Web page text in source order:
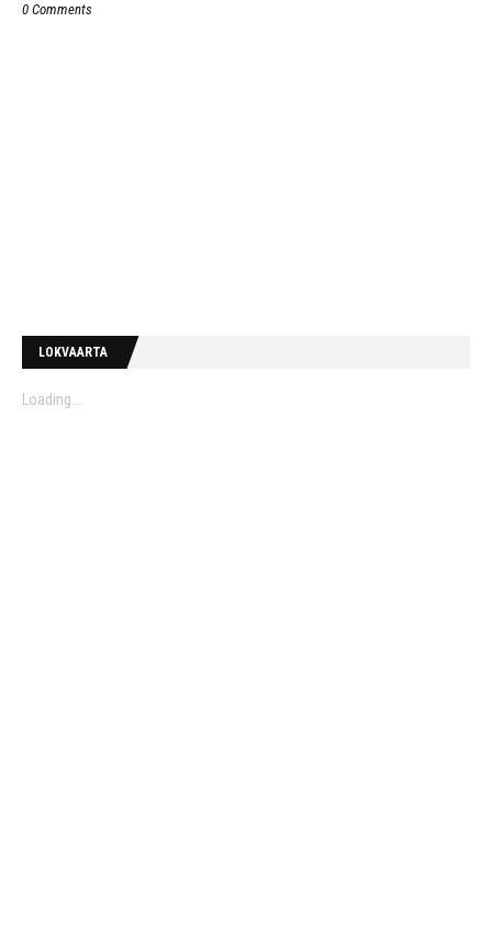
0 Comments
LOKVAARTA
Loading...